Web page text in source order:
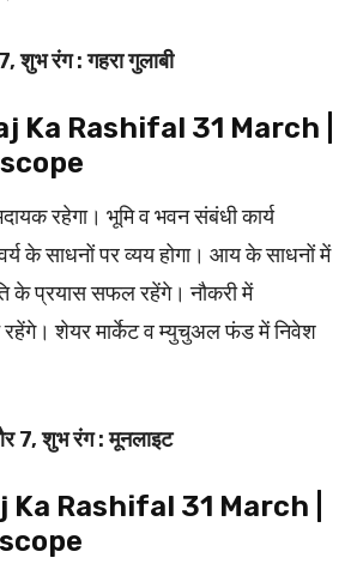
रंग : गहरा गुलाबी
Ka Rashifal 31 March |
रहेगा। भूमि व भवन संबंधी कार्य
के साधनों पर व्यय होगा। आय के साधनों में
के प्रयास सफल रहेंगे। नौकरी में
रहेंगे। शेयर मार्केट व म्युचुअल फंड में निवेश
शुभ रंग : मूनलाइट
Ka Rashifal 31 March |